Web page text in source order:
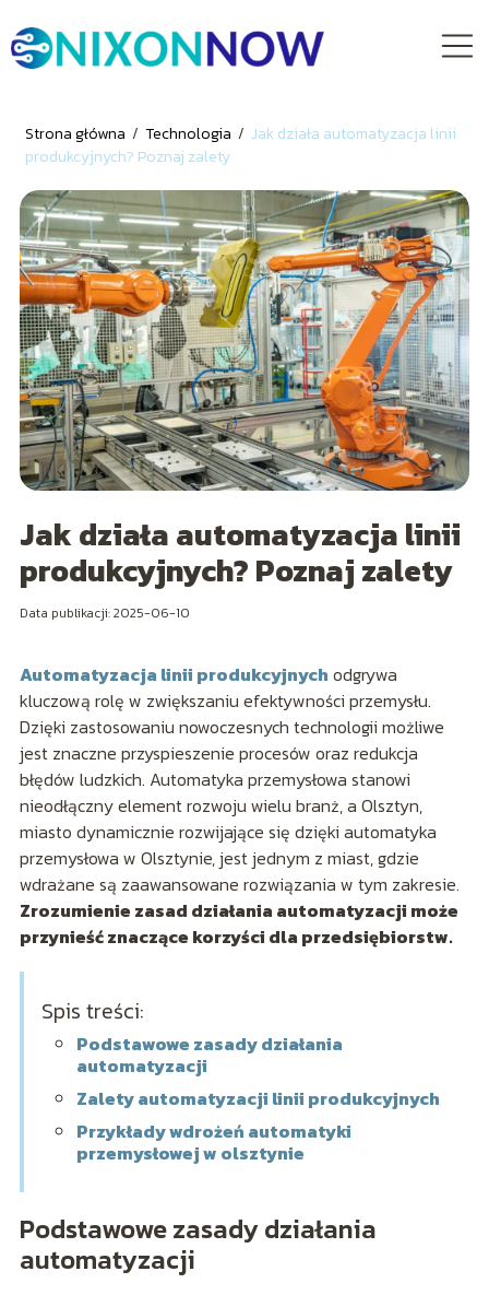
Strona główna / Technologia / Jak działa automatyzacja linii
produkcyjnych? Poznaj zalety
Jak działa automatyzacja linii
produkcyjnych? Poznaj zalety
Data publikacji: 2025-06-10
Automatyzacja linii produkcyjnych odgrywa
kluczową rolę w zwiększaniu efektywności przemysłu.
Dzięki zastosowaniu nowoczesnych technologii możliwe
jest znaczne przyspieszenie procesów oraz redukcja
błędów ludzkich. Automatyka przemysłowa stanowi
nieodłączny element rozwoju wielu branż, a Olsztyn,
miasto dynamicznie rozwijające się dzięki automatyka
przemysłowa w Olsztynie, jest jednym z miast, gdzie
wdrażane są zaawansowane rozwiązania w tym zakresie.
Zrozumienie zasad działania automatyzacji może
przynieść znaczące korzyści dla przedsiębiorstw.
Spis treści:
Podstawowe zasady działania
automatyzacji
Zalety automatyzacji linii produkcyjnych
Przykłady wdrożeń automatyki
przemysłowej w olsztynie
Podstawowe zasady działania
automatyzacji